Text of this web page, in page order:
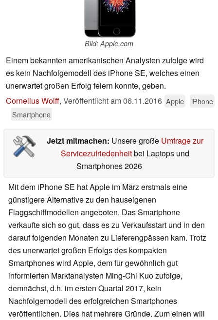
Bild: Apple.com
Einem bekannten amerikanischen Analysten zufolge wird
es kein Nachfolgemodell des iPhone SE, welches einen
unerwartet großen Erfolg feiern konnte, geben.
Cornelius Wolff, Veröffentlicht am06.11.2016 Apple
iPhone
Smartphone
Jetzt mitmachen: Unsere große Umfrage zur
Servicezufriedenheitbei Laptops und
Smartphones 2026
Mit dem iPhone SE hat Apple im März erstmals eine
günstigere Alternative zu den hauseigenen
Flaggschiffmodellen angeboten. Das Smartphone
verkaufte sich so gut, dass es zu Verkaufsstart und in den
darauf folgenden Monaten zu Lieferengpässen kam. Trotz
des unerwartet großen Erfolgs des kompakten
Smartphones wird Apple, dem für gewöhnlich gut
informierten Marktanalysten Ming-Chi Kuo zufolge,
demnächst, d.h. im ersten Quartal 2017, kein
Nachfolgemodell des erfolgreichen Smartphones
veröffentlichen. Dies hat mehrere Gründe. Zum einen will